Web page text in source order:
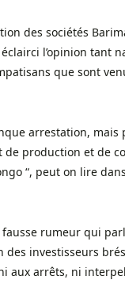
des sociétés
l’opinion tant
que sont
arrestation,
production et de
“, peut on lire
fausse rumeur qui
investisseurs
aux arrêts, ni